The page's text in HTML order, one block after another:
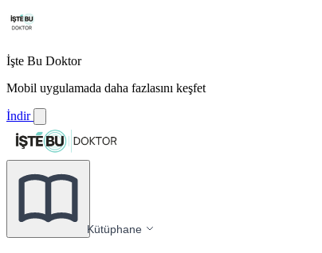
İşte Bu Doktor
Mobil uygulamada daha fazlasını keşfet
İndir
Kütüphane